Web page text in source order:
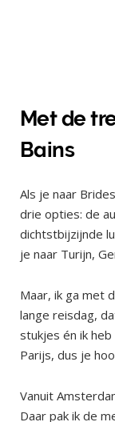
Met de
Bains
Als je naar
drie opties: de
dichtstbijzijnde
je naar Turijn,
Maar, ik ga met
lange reisdag,
stukjes én ik
Parijs, dus je
Vanuit
Daar pak ik de